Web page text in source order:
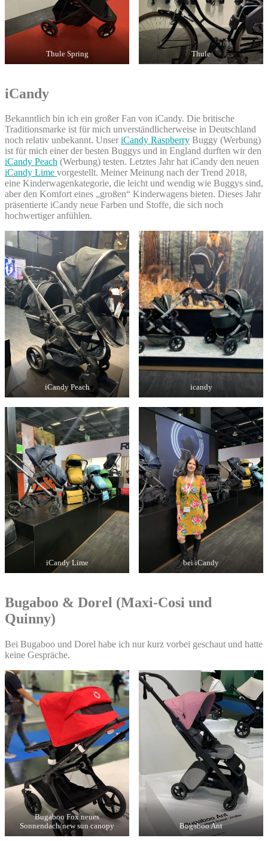
Thule Spring Thule
iCandy
Bekanntlich bin ich ein großer Fan von iCandy. Die britische
Traditionsmarke ist für mich unverständlicherweise in Deutschland
noch relativ unbekannt. UnseriCandy Raspberry Buggy (Werbung)
ist für mich einer der besten Buggys und in England durften wir den
iCandy Peach (Werbung) testen. Letztes Jahr hat iCandy den neuen
iCandy Lime vorgestellt. Meiner Meinung nach der Trend 2018,
eine Kinderwagenkategorie, die leicht und wendig wie Buggys sind,
aber den Komfort eines „großen“ Kinderwagens bieten. Dieses Jahr
präsentierte iCandy neue Farben und Stoffe, die sich noch
hochwertiger anfühlen.
iCandy Peach icandy
iCandy Lime bei iCandy
Bugaboo & Dorel (Maxi-Cosi und
Quinny)
Bei Bugaboo und Dorel habe ich nur kurz vorbei geschaut und hatte
keine Gespräche.
Bugaboo Fox neues
Sonnendach/new sun canopy
Bugaboo Ant